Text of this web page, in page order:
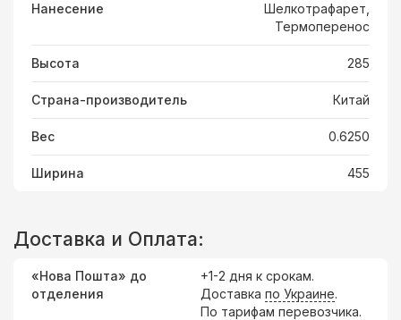
Нанесение
Шелкотрафарет,
Термоперенос
Высота 285
Страна-производитель Китай
Вес 0.6250
Ширина 455
Доставка и Оплата:
«Нова Пошта» до
отделения
+1-2 дня к срокам.
Доставка по Украине.
По тарифам перевозчика.